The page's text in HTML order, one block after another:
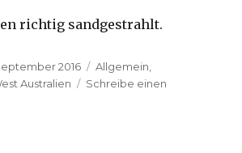
richtig sandgestrahlt.
2016 Kategorien
Allgemein
Australien
Schreibe einen